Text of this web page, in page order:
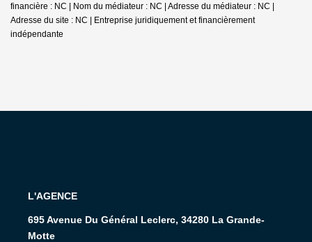
financière : NC | Nom du médiateur : NC | Adresse du médiateur : NC |
Adresse du site : NC | Entreprise juridiquement et financièrement
indépendante
L'AGENCE
695 Avenue Du Général Leclerc, 34280 La Grande-
Motte